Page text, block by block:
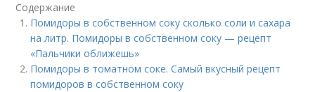
Содержание
Помидоры в собственном соку сколько соли и сахара
на литр. Помидоры в собственном соку — рецепт
«Пальчики оближешь»
Помидоры в томатном соке. Самый вкусный рецепт
помидоров в собственном соку